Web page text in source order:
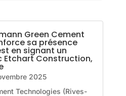
Green Cement
sa présence
en signant un
Construction,
2025
Technologies (Rives-